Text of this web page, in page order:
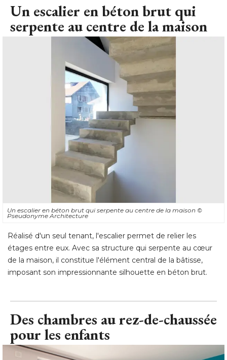
Un escalier en béton brut qui
serpente au centre de la maison
Un escalier en béton brut qui serpente au centre de la maison ©
Pseudonyme Architecture
Réalisé d'un seul tenant, l'escalier permet de relier les
étages entre eux. Avec sa structure qui serpente au cœur
de la maison, il constitue l'élément central de la bâtisse,
imposant son impressionnante silhouette en béton brut.
Des chambres au rez-de-chaussée
pour les enfants